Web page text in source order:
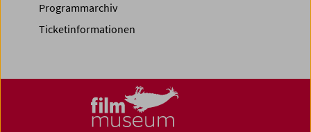
Programmarchiv
Ticketinformationen